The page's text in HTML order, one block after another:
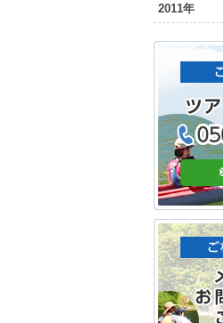
2011年